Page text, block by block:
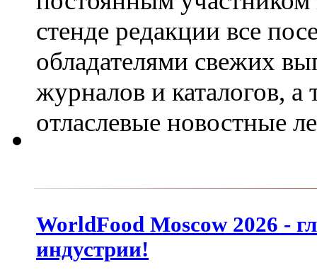
стенде редакции все
обладателями свежих
журналов и каталогов,
отласлевые новостные
WorldFood Moscow 2026 -
индустрии!